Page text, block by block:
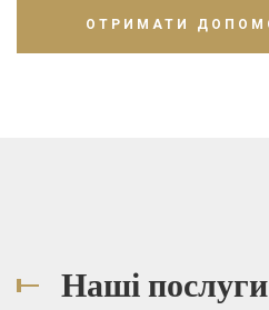
Наші послуги